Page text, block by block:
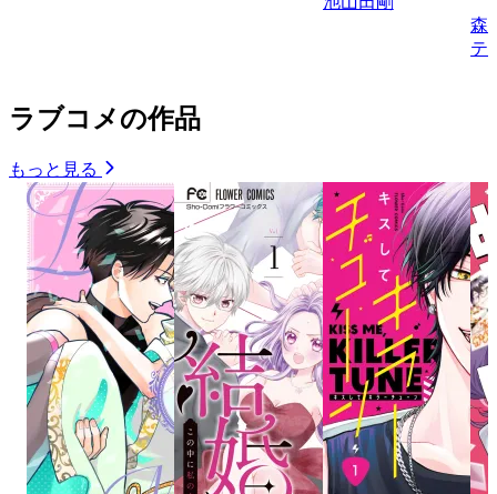
森
テ
ラブコメの作品
もっと見る